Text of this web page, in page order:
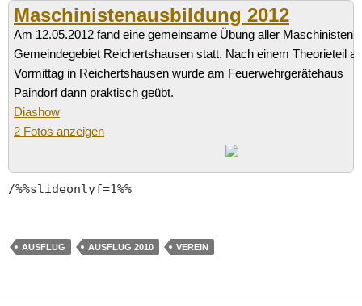
Maschinistenausbildung 2012
Am 12.05.2012 fand eine gemeinsame Übung aller Maschinisten
Gemeindegebiet Reichertshausen statt. Nach einem Theorieteil
Vormittag in Reichertshausen wurde am Feuerwehrgerätehaus
Paindorf dann praktisch geübt.
Diashow
2 Fotos anzeigen
/%%slideonlyf=1%%
AUSFLUG AUSFLUG 2010 VEREIN